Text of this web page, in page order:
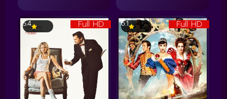
Full HD
5.4 Full HD
6.1